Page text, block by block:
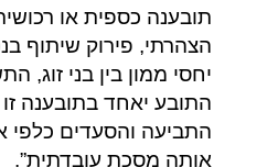
תובענה כספית או
הצהרתי, פירוק שיתוף
התובע יאחד בתובענה
התביעה והסעדים כלפי
אותה מסכת עובדתית”.